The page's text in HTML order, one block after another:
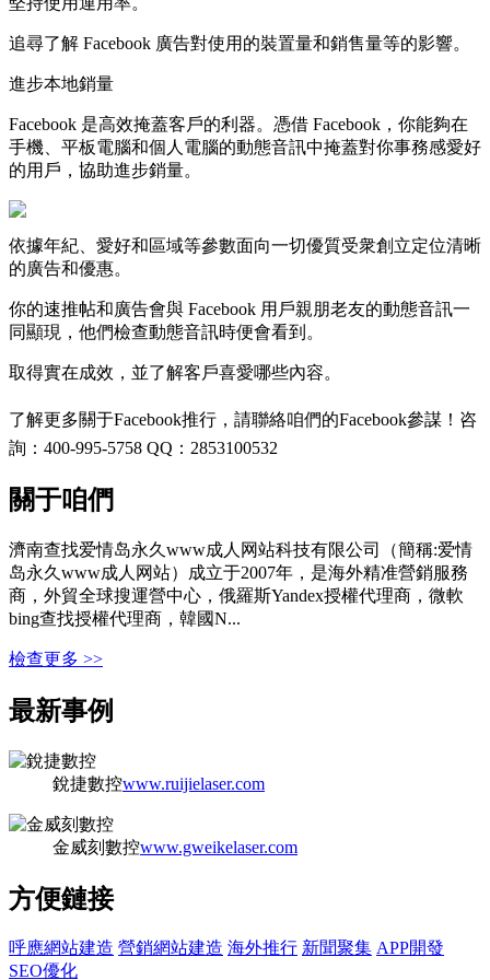
追尋了解 Facebook 廣告對使用的裝置量和銷售量等的影響。
進步本地銷量
Facebook 是高效掩蓋客戶的利器。憑借 Facebook，你能夠在
手機、平板電腦和個人電腦的動態音訊中掩蓋對你事務感愛好
的用戶，協助進步銷量。
依據年紀、愛好和區域等參數面向一切優質受衆創立定位清晰
的廣告和優惠。
你的速推帖和廣告會與 Facebook 用戶親朋老友的動態音訊一
同顯現，他們檢查動態音訊時便會看到。
取得實在成效，並了解客戶喜愛哪些內容。
了解更多關于Facebook推行，請聯絡咱們的Facebook參謀！咨
詢：400-995-5758 QQ：2853100532
關于咱們
濟南查找爱情岛永久www成人网站科技有限公司（簡稱:爱情
岛永久www成人网站）成立于2007年，是海外精准營銷服務
商，外貿全球搜運營中心，俄羅斯Yandex授權代理商，微軟
bing查找授權代理商，韓國N...
檢查更多 >>
最新事例
銳捷數控www.ruijielaser.com
金威刻數控www.gweikelaser.com
方便鏈接
呼應網站建造 營銷網站建造 海外推行 新聞聚集 APP開發
SEO優化